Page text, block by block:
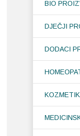
BIO
DJEČJI
DODACI